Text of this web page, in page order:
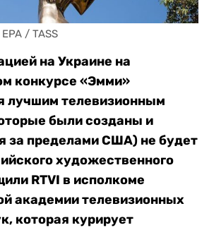
/ TASS
на Украине на
конкурсе «Эмми»
лучшим телевизионным
были созданы и
за пределами США) не будет
художественного
RTVI в исполкоме
академии телевизионных
которая курирует